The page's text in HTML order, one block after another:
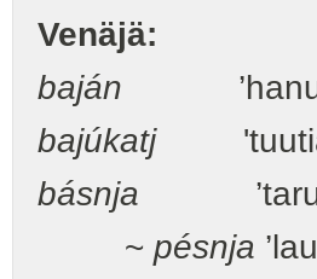
Venäjä:
baján
bajúkatj'tuutia,
básnja ’taru,
~ pésnja